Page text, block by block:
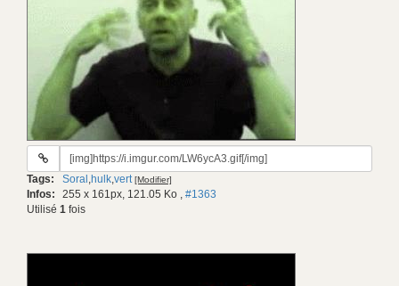
URL
gif:
Tags: Soral ,hulk,vert [Modifier]
Infos: 255 x 161px, 121.05 Ko , #1363
Utilisé 1 fois